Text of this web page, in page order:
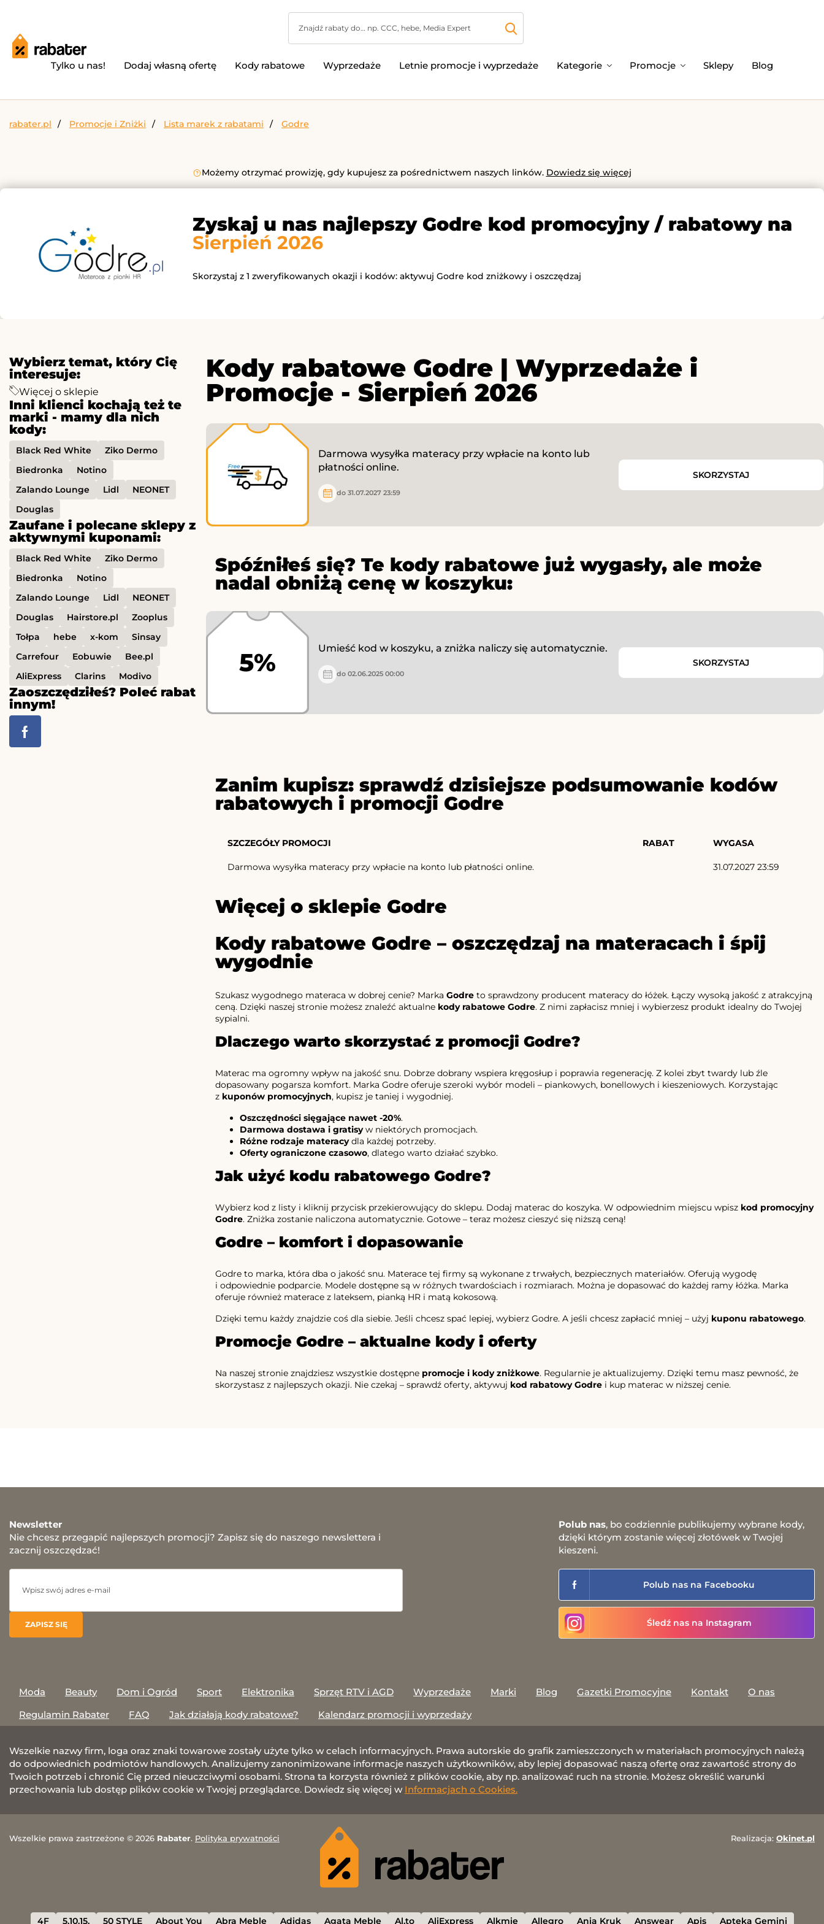
Tylko u nas! Dodaj własną ofertę Kody rabatowe Wyprzedaże Letnie promocje i wyprzedaże Kategorie Promocje Sklepy Blog
rabater.pl Promocje i Zniżki Lista marek z rabatami Godre
Możemy otrzymać prowizję, gdy kupujesz za pośrednictwem naszych linków. Dowiedz się więcej
Zyskaj u nas najlepszy Godre kod promocyjny / rabatowy na
Sierpień 2026
Skorzystaj z 1 zweryfikowanych okazji i kodów: aktywuj Godre kod zniżkowy i oszczędzaj
Wybierz temat, który Cię
interesuje:
Więcej o sklepie
Inni klienci kochają też te
marki - mamy dla nich
kody:
Black Red White
Ziko Dermo
Biedronka
Notino
Zalando Lounge
Lidl
NEONET
Douglas
Zaufane i polecane sklepy z
aktywnymi kuponami:
Black Red White
Ziko Dermo
Biedronka
Notino
Zalando Lounge
Lidl
NEONET
Douglas
Hairstore.pl
Zooplus
Tołpa
hebe x-kom
Sinsay
Carrefour
Eobuwie
Bee.pl
AliExpress
Clarins Modivo
Zaoszczędziłeś? Poleć rabat
innym!
Kody rabatowe Godre | Wyprzedaże i
Promocje - Sierpień 2026
Darmowa wysyłka materacy przy wpłacie na konto lub
płatności online.
do 31.07.2027 23:59
SKORZYSTAJ
Spóźniłeś się? Te kody rabatowe już wygasły, ale może
nadal obniżą cenę w koszyku:
5% Umieść kod w koszyku, a zniżka naliczy się automatycznie.
do 02.06.2025 00:00
SKORZYSTAJ
Zanim kupisz: sprawdź dzisiejsze podsumowanie kodów
rabatowych i promocji Godre
SZCZEGÓŁY PROMOCJI RABAT WYGASA
Darmowa wysyłka materacy przy wpłacie na konto lub płatności online. 31.07.2027 23:59
Więcej o sklepie Godre
Kody rabatowe Godre – oszczędzaj na materacach i śpij
wygodnie
Szukasz wygodnego materaca w dobrej cenie? Marka Godre to sprawdzony producent materacy do łóżek. Łączy wysoką jakość z atrakcyjną
ceną. Dzięki naszej stronie możesz znaleźć aktualne kody rabatowe Godre. Z nimi zapłacisz mniej i wybierzesz produkt idealny do Twojej
sypialni.
Dlaczego warto skorzystać z promocji Godre?
Materac ma ogromny wpływ na jakość snu. Dobrze dobrany wspiera kręgosłup i poprawia regenerację. Z kolei zbyt twardy lub źle
dopasowany pogarsza komfort. Marka Godre oferuje szeroki wybór modeli – piankowych, bonellowych i kieszeniowych. Korzystając
z kuponów promocyjnych, kupisz je taniej i wygodniej.
Oszczędności sięgające nawet -20%.
Darmowa dostawa i gratisyw niektórych promocjach.
Różne rodzaje materacydla każdej potrzeby.
Oferty ograniczone czasowo, dlatego warto działać szybko.
Jak użyć kodu rabatowego Godre?
Wybierz kod z listy i kliknij przycisk przekierowujący do sklepu. Dodaj materac do koszyka. W odpowiednim miejscu wpisz kod promocyjny
Godre. Zniżka zostanie naliczona automatycznie. Gotowe – teraz możesz cieszyć się niższą ceną!
Godre – komfort i dopasowanie
Godre to marka, która dba o jakość snu. Materace tej firmy są wykonane z trwałych, bezpiecznych materiałów. Oferują wygodę
i odpowiednie podparcie. Modele dostępne są w różnych twardościach i rozmiarach. Można je dopasować do każdej ramy łóżka. Marka
oferuje również materace z lateksem, pianką HR i matą kokosową.
Dzięki temu każdy znajdzie coś dla siebie. Jeśli chcesz spać lepiej, wybierz Godre. A jeśli chcesz zapłacić mniej – użyj kuponu rabatowego.
Promocje Godre – aktualne kody i oferty
Na naszej stronie znajdziesz wszystkie dostępne promocje i kody zniżkowe. Regularnie je aktualizujemy. Dzięki temu masz pewność, że
skorzystasz z najlepszych okazji. Nie czekaj – sprawdź oferty, aktywuj kod rabatowy Godre i kup materac w niższej cenie.
Newsletter
Nie chcesz przegapić najlepszych promocji? Zapisz się do naszego newslettera i
zacznij oszczędzać!
Polub nas, bo codziennie publikujemy wybrane kody,
dzięki którym zostanie więcej złotówek w Twojej
kieszeni.
Polub nas na Facebooku
Śledź nas na Instagram
Moda Beauty Dom i Ogród Sport Elektronika Sprzęt RTV i AGD Wyprzedaże Marki Blog Gazetki Promocyjne Kontakt
O nas
Regulamin Rabater
FAQ Jak działają kody rabatowe? Kalendarz promocji i wyprzedaży
Wszelkie nazwy firm, loga oraz znaki towarowe zostały użyte tylko w celach informacyjnych. Prawa autorskie do grafik zamieszczonych w materiałach promocyjnych należą
do odpowiednich podmiotów handlowych. Analizujemy zanonimizowane informacje naszych użytkowników, aby lepiej dopasować naszą ofertę oraz zawartość strony do
Twoich potrzeb i chronić Cię przed nieuczciwymi osobami. Strona ta korzysta również z plików cookie, aby np. analizować ruch na stronie. Możesz określić warunki
przechowania lub dostęp plików cookie w Twojej przeglądarce. Dowiedz się więcej w Informacjach o Cookies.
Wszelkie prawa zastrzeżone © 2026 Rabater. Polityka prywatności Realizacja: Okinet.pl
4F 5.10.15. 50 STYLE About You Abra Meble Adidas Agata Meble Al.to AliExpress Alkmie Allegro Ania Kruk Answear Apis Apteka Gemini